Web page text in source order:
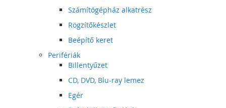
Számítógépház alkatrész
Rögzítőkészlet
Beépítő keret
Perifériák
Billentyűzet
CD, DVD, Blu-ray lemez
Egér